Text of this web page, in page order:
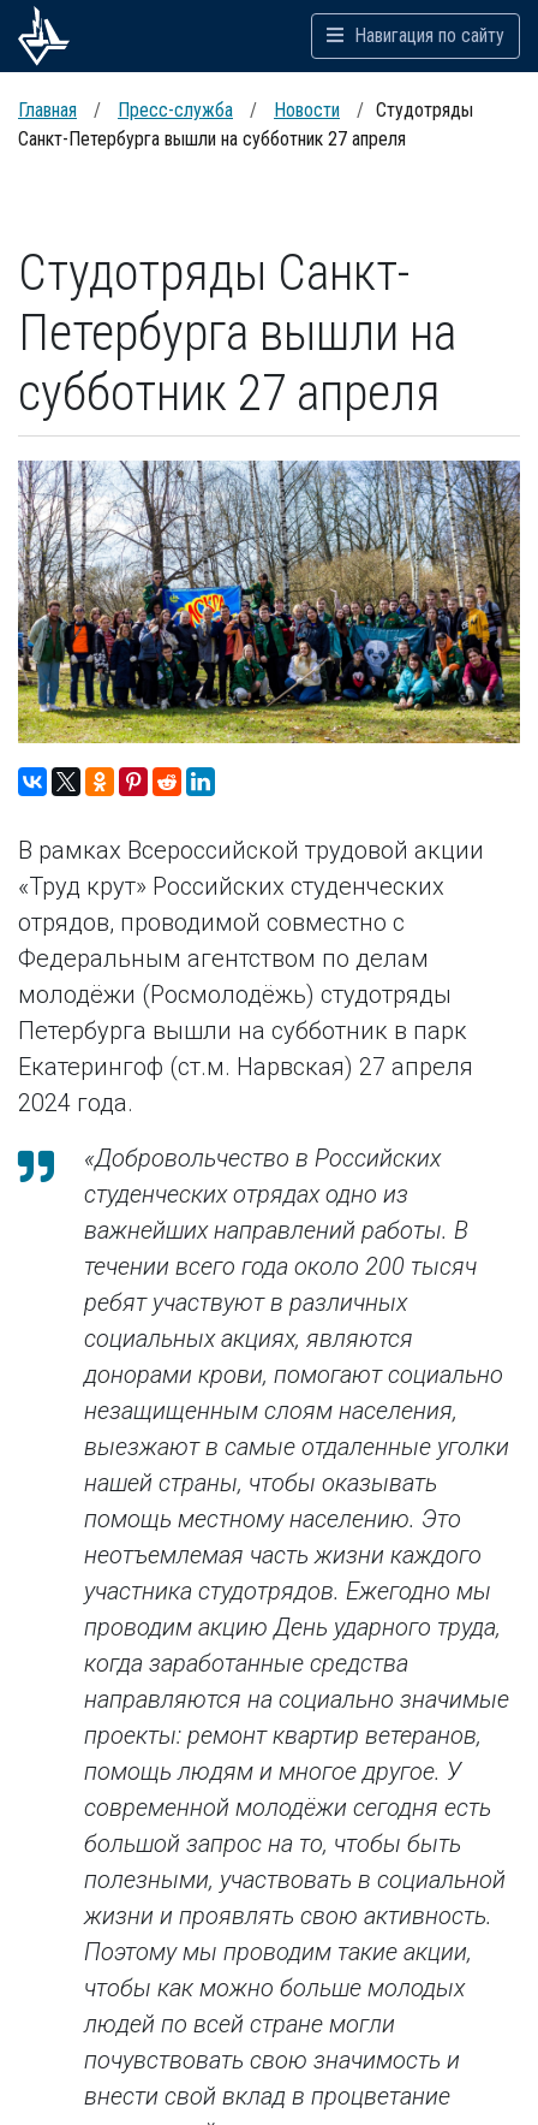
Навигация по сайту
Главная Пресс-служба Новости
Студотряды
Санкт-Петербурга вышли на субботник 27 апреля
Студотряды Санкт-
Петербурга вышли на
субботник 27 апреля
В рамках Всероссийской трудовой акции
«Труд крут» Российских студенческих
отрядов, проводимой совместно с
Федеральным агентством по делам
молодёжи (Росмолодёжь) студотряды
Петербурга вышли на субботник в парк
Екатерингоф (ст.м. Нарвская) 27 апреля
2024 года.
«Добровольчество в Российских
студенческих отрядах одно из
важнейших направлений работы. В
течении всего года около 200 тысяч
ребят участвуют в различных
социальных акциях, являются
донорами крови, помогают социально
незащищенным слоям населения,
выезжают в самые отдаленные уголки
нашей страны, чтобы оказывать
помощь местному населению. Это
неотъемлемая часть жизни каждого
участника студотрядов. Ежегодно мы
проводим акцию День ударного труда,
когда заработанные средства
направляются на социально значимые
проекты: ремонт квартир ветеранов,
помощь людям и многое другое. У
современной молодёжи сегодня есть
большой запрос на то, чтобы быть
полезными, участвовать в социальной
жизни и проявлять свою активность.
Поэтому мы проводим такие акции,
чтобы как можно больше молодых
людей по всей стране могли
почувствовать свою значимость и
внести свой вклад в процветание